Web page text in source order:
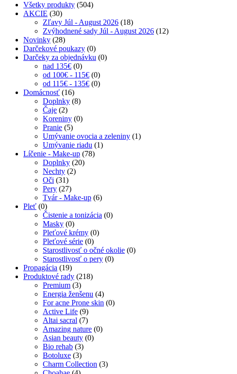
Všetky produkty (504)
AKCIE (30)
Zľavy Júl - August 2026 (18)
Zvýhodnené sady Júl - August 2026 (12)
Novinky (28)
Darčekové poukazy (0)
Darčeky za objednávku (0)
nad 135€ (0)
od 100€ - 115€ (0)
od 115€ - 135€ (0)
Domácnosť (16)
Doplnky (8)
Čaje (2)
Koreniny (0)
Pranie (5)
Umývanie ovocia a zeleniny (1)
Umývanie riadu (1)
Líčenie - Make-up (78)
Doplnky (20)
Nechty (2)
Oči (31)
Pery (27)
Tvár - Make-up (6)
Pleť (0)
Čistenie a tonizácia (0)
Masky (0)
Pleťové krémy (0)
Pleťové série (0)
Starostlivosť o očné okolie (0)
Starostlivosť o pery (0)
Propagácia (19)
Produktové rady (218)
Premium (3)
Energia ženšenu (4)
For acne Prone skin (0)
Active Life (9)
Altai sacral (7)
Amazing nature (0)
Asian beauty (0)
Bio rehab (3)
Botoluxe (3)
Charm Collection (3)